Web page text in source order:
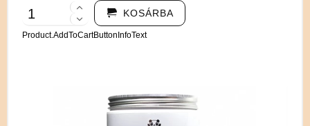
KOSÁRBA
Product.AddToCartButtonInfoText